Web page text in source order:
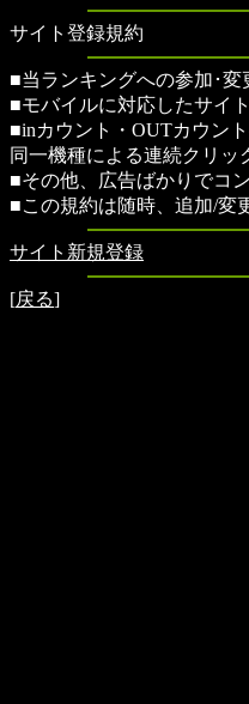
サイト登録規約
■当ランキングへの参加･変
■モバイルに対応したサイ
■inカウント・OUTカウン
同一機種による連続クリッ
■その他、広告ばかりでコ
■この規約は随時、追加/変
サイト新規登録
[戻る]